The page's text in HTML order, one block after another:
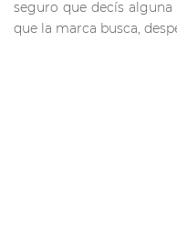
seguro que decís
que la marca busca,